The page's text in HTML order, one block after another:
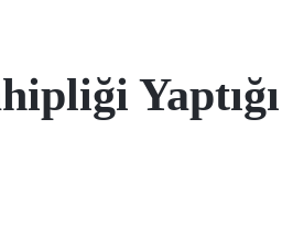
Yaptığı